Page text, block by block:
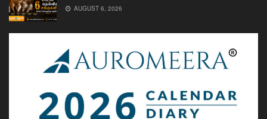
AUGUST 6, 2026